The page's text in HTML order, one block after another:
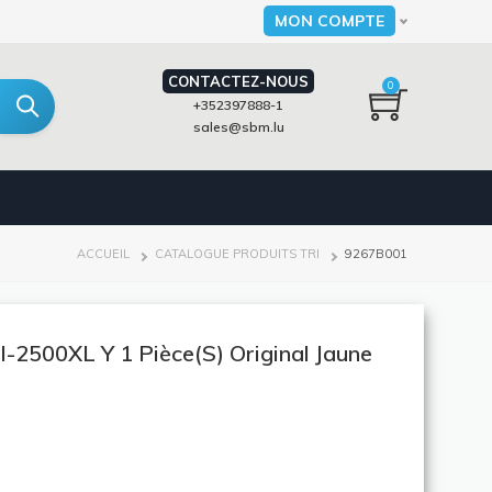
Select your language
MON COMPTE
CONTACTEZ-NOUS
+352397888-1
sales@sbm.lu
0
FIL
ACCUEIL CATALOGUE PRODUITS TRI 9267B001
2500XL Y 1 Pièce(s) Original Jaune